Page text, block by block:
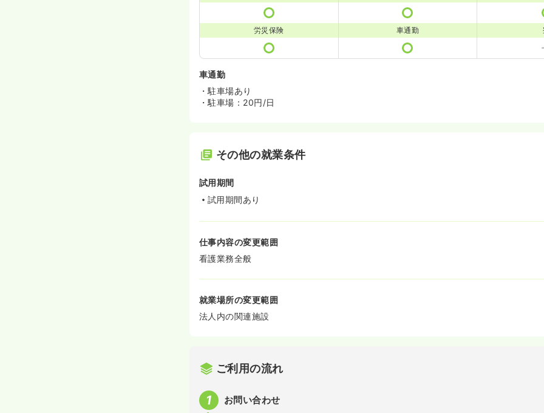
労災保険 車通勤
車通勤
・駐車場あり
・駐車場：20円/日
その他の就業条件
試用期間
試用期間あり
仕事内容の変更範囲
看護業務全般
就業場所の変更範囲
法人内の関連施設
ご利用の流れ
お問い合わせ